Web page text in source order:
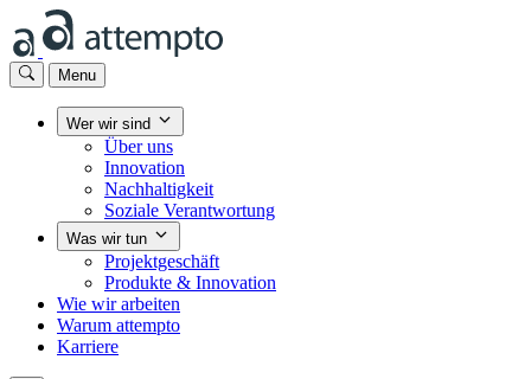
Menu
Wer wir sind
Über uns
Innovation
Nachhaltigkeit
Soziale Verantwortung
Was wir tun
Projektgeschäft
Produkte & Innovation
Wie wir arbeiten
Warum attempto
Karriere